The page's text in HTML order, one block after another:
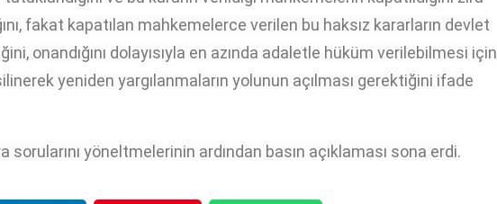
fakat kapatılan mahkemelerce verilen bu haksız kararların devlet
onandığını dolayısıyla en azında adaletle hüküm verilebilmesi için
yeniden yargılanmaların yolunun açılması gerektiğini ifade
sorularını yöneltmelerinin ardından basın açıklaması sona erdi.